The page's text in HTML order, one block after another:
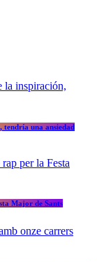
tendría una ansiedad
Major de Sants